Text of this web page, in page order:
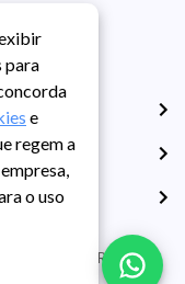
CRECI RS -
0001-30
para
e
regem a
o uso